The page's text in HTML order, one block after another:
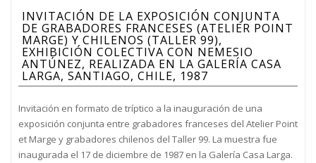
INVITACIÓN DE LA EXPOSICIÓN CONJUNTA
DE GRABADORES FRANCESES (ATELIER POINT
MARGE) Y CHILENOS (TALLER 99),
EXHIBICIÓN COLECTIVA CON NEMESIO
ANTÚNEZ, REALIZADA EN LA GALERÍA CASA
LARGA, SANTIAGO, CHILE, 1987
Invitación en formato de tríptico a la inauguración de una
exposición conjunta entre grabadores franceses del Atelier Point
et Marge y grabadores chilenos del Taller 99. La muestra fue
inaugurada el 17 de diciembre de 1987 en la Galería Casa Larga.